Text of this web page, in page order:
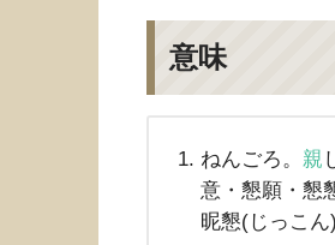
意味
ねんごろ。 親
意・懇願・懇
昵懇(じっこん)